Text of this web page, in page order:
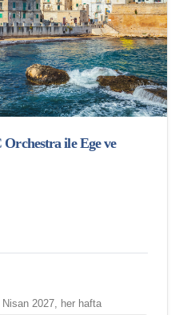
ile Ege ve
2027, her hafta